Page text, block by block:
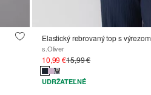
Elastický rebrovaný top s výrezom
s.Oliver
10,99 €15,99 €
UDRŽATEĽNÉ